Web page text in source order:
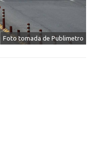
Foto tomada de Publimetro